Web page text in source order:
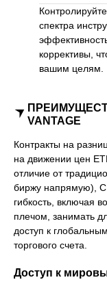
спектра
коррективы,
вашим целям.
VANTAGE
Контракты на
на движении цен
отличие от
биржу напрямую),
гибкость, включая
плечом, занимать
доступ к
торгового счета.
Доступ к